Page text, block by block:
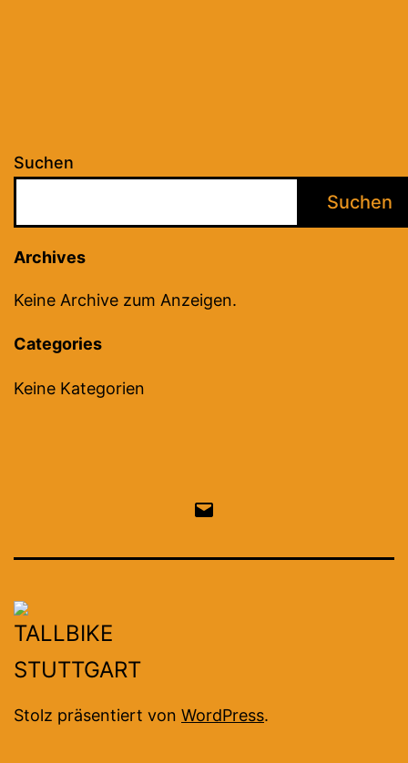
Suchen
Suchen
Archives
Keine Archive zum Anzeigen.
Categories
Keine Kategorien
Stolz präsentiert von WordPress.